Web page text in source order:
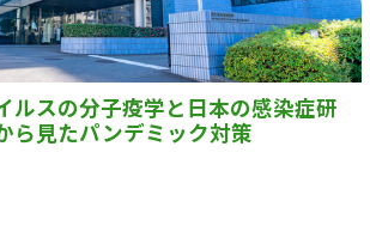
ルスの分子疫学と日本の感染症研
ら見たパンデミック対策